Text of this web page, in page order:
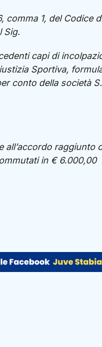
comma 1, del Codice
Sig.
capi di
Sportiva,
conto della società
all’accordo raggiunto
in € 6.000,00